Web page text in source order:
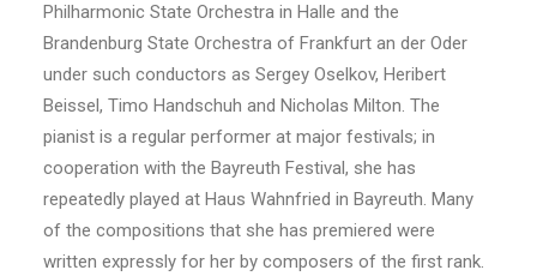
Philharmonic State Orchestra in Halle and the
Brandenburg State Orchestra of Frankfurt an der Oder
under such conductors as Sergey Oselkov, Heribert
Beissel, Timo Handschuh and Nicholas Milton. The
pianist is a regular performer at major festivals; in
cooperation with the Bayreuth Festival, she has
repeatedly played at Haus Wahnfried in Bayreuth. Many
of the compositions that she has premiered were
written expressly for her by composers of the first rank.